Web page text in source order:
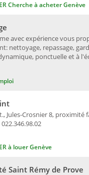
Cherche à acheter Genève
avec expérience vous
nettoyage, repassage,
ponctuelle et à
à louer Genève
Jules-Crosnier 8, proximité
Saint Rémy de Prove